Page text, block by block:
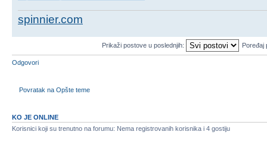
spinnier.com
Prikaži postove u poslednjih: Poređaj
Odgovori
Povratak na Opšte teme
KO JE ONLINE
Korisnici koji su trenutno na forumu: Nema registrovanih korisnika i 4 gostiju